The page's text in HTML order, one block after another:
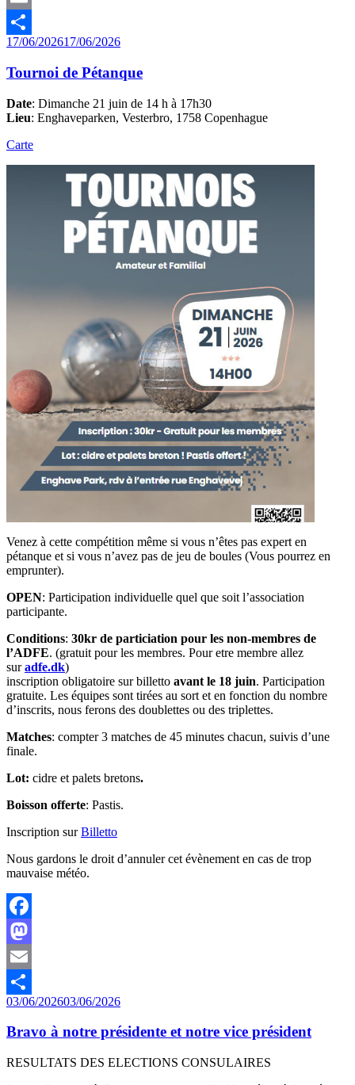
Email
Partager
Publié
17/06/202617/06/2026
Tournoi de Pétanque
Date: Dimanche 21 juin de 14 h à 17h30
Lieu: Enghaveparken, Vesterbro, 1758 Copenhague
Carte
Venez à cette compétition même si vous n’êtes pas expert en
pétanque et si vous n’avez pas de jeu de boules (Vous pourrez en
emprunter).
OPEN: Participation individuelle quel que soit l’association
participante.
Conditions: 30kr de particiation pour les non-membres de
l’ADFE. (gratuit pour les membres. Pour etre membre allez
suradfe.dk)
inscription obligatoire sur billetto avant le 18 juin. Participation
gratuite. Les équipes sont tirées au sort et en fonction du nombre
d’inscrits, nous ferons des doublettes ou des triplettes.
Matches: compter 3 matches de 45 minutes chacun, suivis d’une
finale.
Lot: cidre et palets bretons.
Boisson offerte: Pastis.
Inscription surBilletto
Nous gardons le droit d’annuler cet évènement en cas de trop
mauvaise météo.
Facebook
Mastodon
Email
Partager
Publié
03/06/202603/06/2026
Bravo à notre présidente et notre vice président
RESULTATS DES ELECTIONS CONSULAIRES